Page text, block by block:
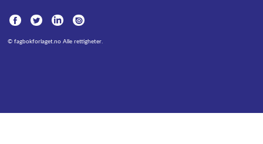
© fagbokforlaget.no Alle rettigheter.